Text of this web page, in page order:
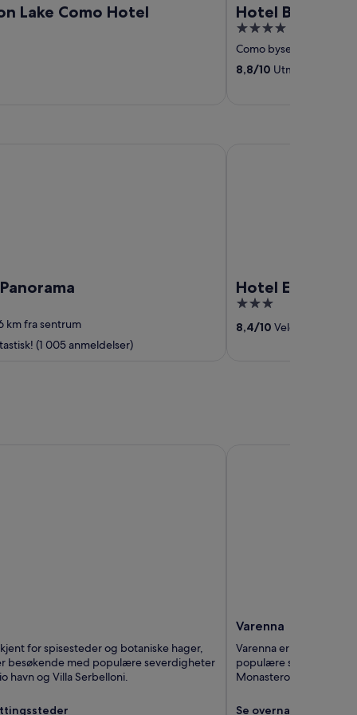
Lake Como Hotel Hotel
4
out
of
5
Como bysentrum
8,8/10 Utmerket! (1
km fra sentrum
(1 005 anmeldelser)
Hotel Excelsior
3
out
of
8,4/10 Veldig bra! (883
for spisesteder og botaniske hager,
besøkende med populære severdigheter
havn og Villa Serbelloni.
Varenna
Varenna er godt likt for
populære severdigheter
Monastero botaniske
Se